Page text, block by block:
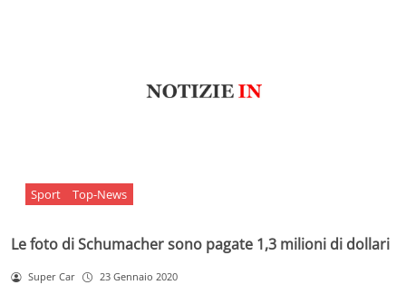
Sport Top-News
Le foto di Schumacher sono pagate 1,3 milioni di dollari
Super Car 23 Gennaio 2020